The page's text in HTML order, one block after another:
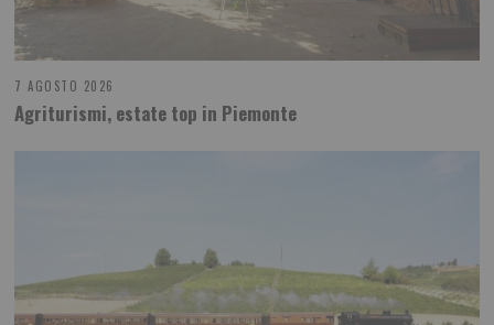
7 AGOSTO 2026
Agriturismi, estate top in Piemonte